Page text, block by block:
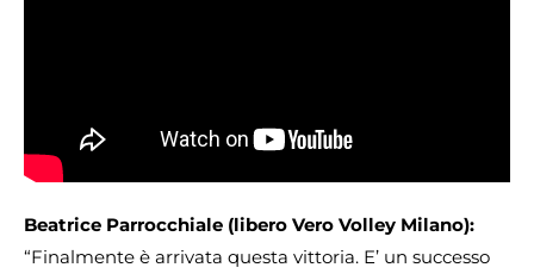
Beatrice Parrocchiale (libero Vero Volley Milano):
“Finalmente è arrivata questa vittoria. E’ un successo